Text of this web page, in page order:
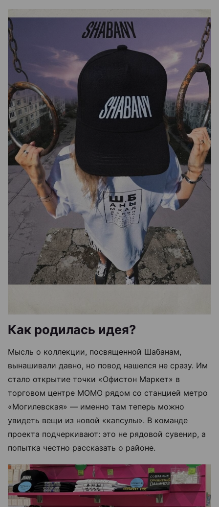
Как родилась идея?
Мысль о коллекции, посвященной Шабанам,
вынашивали давно, но повод нашелся не сразу. Им
стало открытие точки «Офистон Маркет» в
торговом центре МОМО рядом со станцией метро
«Могилевская» — именно там теперь можно
увидеть вещи из новой «капсулы». В команде
проекта подчеркивают: это не рядовой сувенир, а
попытка честно рассказать о районе.